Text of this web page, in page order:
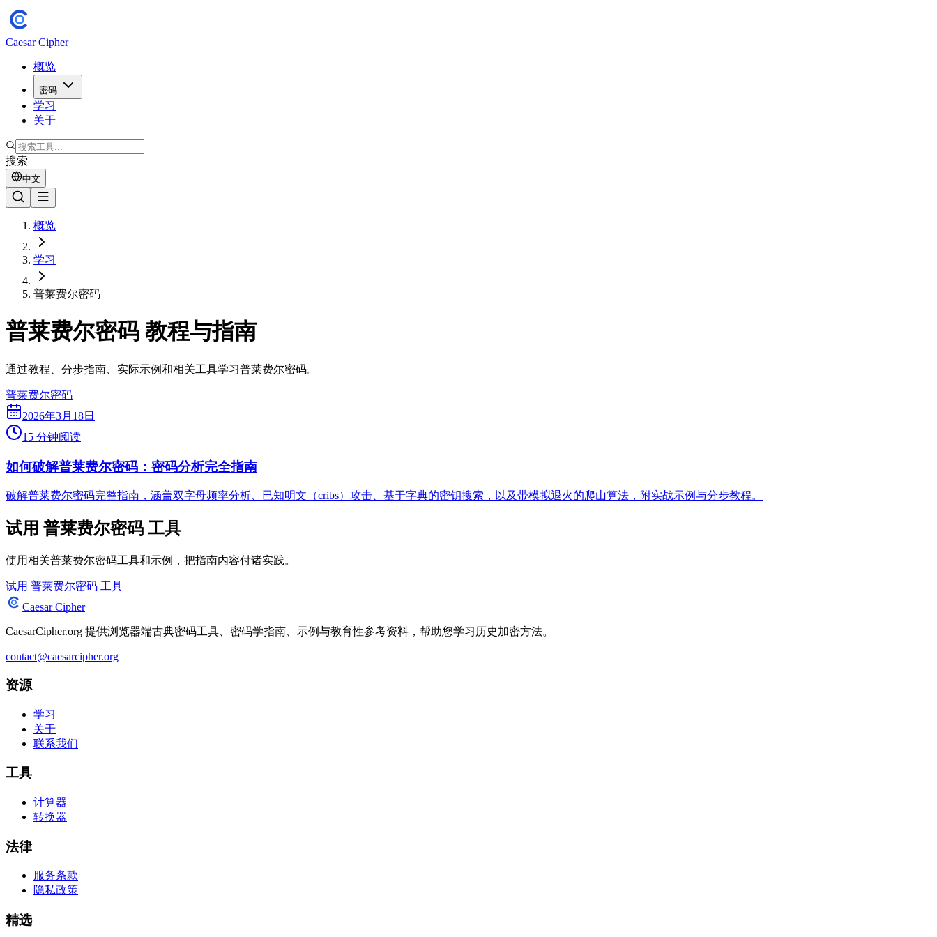
Caesar Cipher
概览
密码
学习
关于
搜索
中文
概览
学习
普莱费尔密码
普莱费尔密码 教程与指南
通过教程、分步指南、实际示例和相关工具学习普莱费尔密码。
普莱费尔密码
2026年3月18日
15 分钟阅读
如何破解普莱费尔密码：密码分析完全指南
破解普莱费尔密码完整指南，涵盖双字母频率分析、已知明文（cribs）攻击、基于字典的密钥搜索，以及带模拟退火的爬山算法，附实战示例与分步教程。
试用 普莱费尔密码 工具
使用相关普莱费尔密码工具和示例，把指南内容付诸实践。
试用 普莱费尔密码 工具
Caesar Cipher
CaesarCipher.org 提供浏览器端古典密码工具、密码学指南、示例与教育性参考资料，帮助您学习历史加密方法。
contact@caesarcipher.org
资源
学习
关于
联系我们
工具
计算器
转换器
法律
服务条款
隐私政策
精选